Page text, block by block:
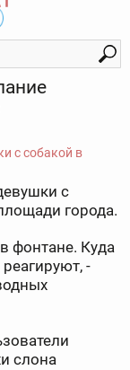
с
города.
фонтане. Куда
-
слона